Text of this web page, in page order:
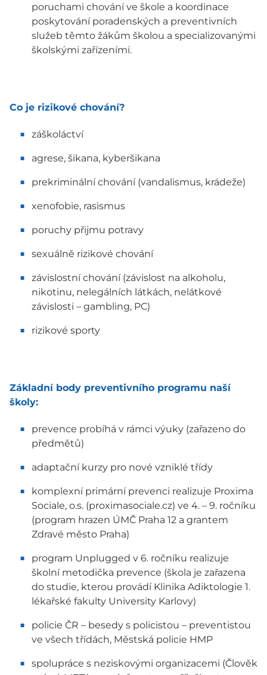
poruchami chování ve škole a koordinace
poskytování poradenských a preventivních
služeb těmto žákům školou a specializovanými
školskými zařízeními.
Co je rizikové chování?
záškoláctví
agrese, šikana, kyberšikana
prekriminální chování (vandalismus, krádeže)
xenofobie, rasismus
poruchy přijmu potravy
sexuálně rizikové chování
závislostní chování (závislost na alkoholu,
nikotinu, nelegálních látkách, nelátkové
závislosti – gambling, PC)
rizikové sporty
Základní body preventivního programu naší
školy:
prevence probíhá v rámci výuky (zařazeno do
předmětů)
adaptační kurzy pro nové vzniklé třídy
komplexní primární prevenci realizuje Proxima
Sociale, o.s. (proximasociale.cz) ve 4. – 9. ročníku
(program hrazen ÚMČ Praha 12 a grantem
Zdravé město Praha)
program Unplugged v 6. ročníku realizuje
školní metodička prevence (škola je zařazena
do studie, kterou provádí Klinika Adiktologie 1.
lékařské fakulty University Karlovy)
policie ČR – besedy s policistou – preventistou
ve všech třídách, Městská policie HMP
spolupráce s neziskovými organizacemi (Člověk